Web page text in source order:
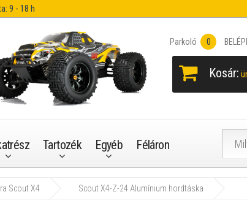
9 - 18 h
Parkoló 0
Kosár:
Tartozék Egyéb Féláron
Scout X4 Scout X4-Z-24 Alumínium hordtáska